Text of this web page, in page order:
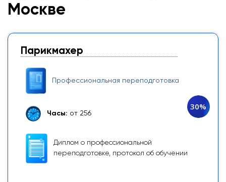
Москве
Парикмахер
Профессиональная переподготовка
Часы: от 256
Диплом о профессиональной
переподготовке, протокол об обучении
30%